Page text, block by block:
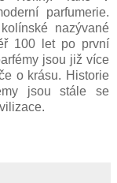
parfumerie.
nazývané
100 let po první
jsou již více
o krásu. Historie
jsou stále se